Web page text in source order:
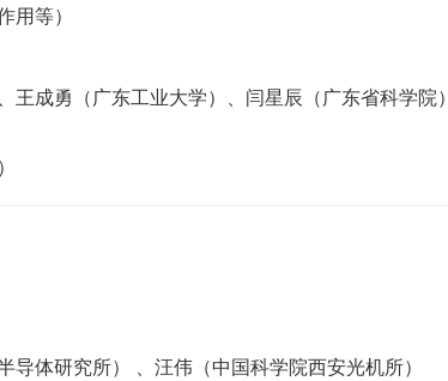
用等）
王成勇（广东工业大学）、闫星辰（广东省科学院
体研究所） 、汪伟（中国科学院西安光机所）